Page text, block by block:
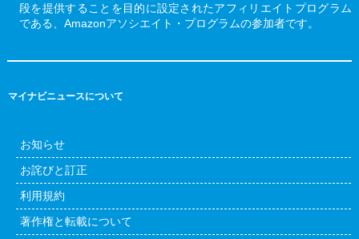
段を提供することを目的に設定されたアフィリエイトプログラム
である、Amazonアソシエイト・プログラムの参加者です。
マイナビニュースについて
お知らせ
お詫びと訂正
利用規約
著作権と転載について